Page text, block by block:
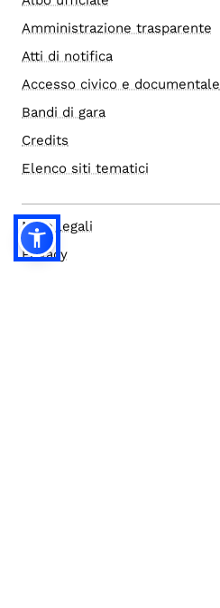
Amministrazione trasparente
Atti di notifica
Accesso civico e documentale
Bandi di gara
Credits
Elenco siti tematici
Note legali
Privacy